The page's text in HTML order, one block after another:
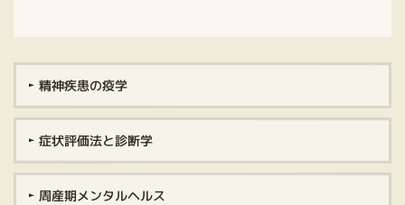
精神疾患の疫学
症状評価法と診断学
周産期メンタルヘルス